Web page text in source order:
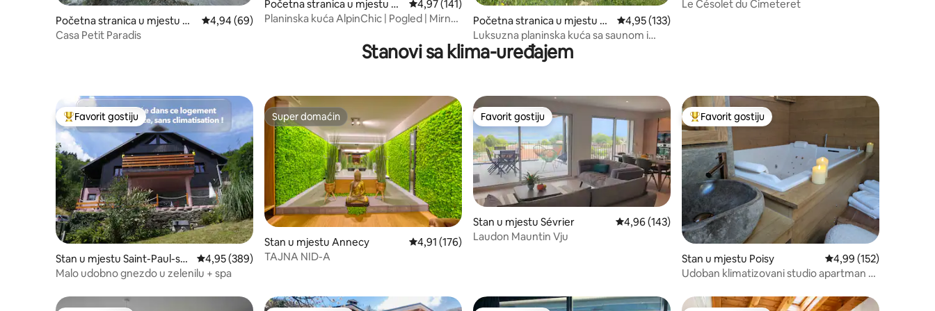
Početna stranica u mjestu Ay
mavilles
prosječna ocjena 4,94 od 5, recenzija: 69
4,94 (69)
Casa Petit Paradis
Početna stranica u mjestu C
hamonix
prosječna ocjena 4,97 od 5, recenzija: 141
4,97 (141)
Planinska kuća AlpinChic | Pogled | Mirno |
Početna stranica u mjestu C
ombloux
prosječna ocjena 4,95 od 5, recenzija: 133
4,95 (133)
Luksuzna planinska kuća sa saunom i
odličnim pogledom
Le Césolet du Cimeteret
Stanovi sa klima-uređajem
Glavni favorit gostiju
Favorit gostiju
Stan u mjestu Saint-Paul-sur
-Isère
prosječna ocjena 4,95 od 5, recenzija: 389
4,95 (389)
Malo udobno gnezdo u zelenilu + spa
Super domaćin
Super domaćin
Stan u mjestu Annecy prosječna ocjena 4,91 od 5, recenzija: 176
4,91 (176)
TAJNA NID-A
Favorit gostiju
Favorit gostiju
Stan u mjestu Sévrier prosječna ocjena 4,96 od 5, recenzija: 143
4,96 (143)
Laudon Mauntin Vju
Glavni favorit gostiju
Favorit gostiju
Stan u mjestu Poisy prosječna ocjena 4,99
4,99 (152)
Udoban klimatizovani studio apartman u